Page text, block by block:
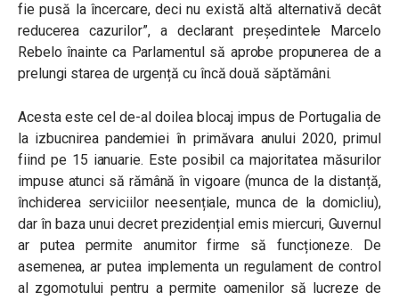
fie pusă la încercare, deci nu există altă alternativă decât
reducerea cazurilor”, a declarant președintele Marcelo
Rebelo înainte ca Parlamentul să aprobe propunerea de a
prelungi starea de urgență cu încă două săptămâni.
Acesta este cel de-al doilea blocaj impus de Portugalia de
la izbucnirea pandemiei în primăvara anului 2020, primul
fiind pe 15 ianuarie. Este posibil ca majoritatea măsurilor
impuse atunci să rămână în vigoare (munca de la distanță,
închiderea serviciilor neesențiale, munca de la domicliu),
dar în baza unui decret prezidențial emis miercuri, Guvernul
ar putea permite anumitor firme să funcționeze. De
asemenea, ar putea implementa un regulament de control
al zgomotului pentru a permite oamenilor să lucreze de